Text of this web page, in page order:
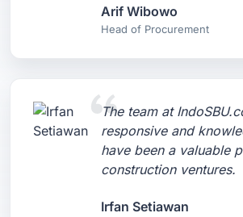
Arif Wibowo
Head of Procurement
The team at
responsive and
have been a valuable
construction ventures.
Irfan Setiawan